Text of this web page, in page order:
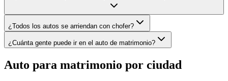
¿Todos los autos se arriendan con chofer?
¿Cuánta gente puede ir en el auto de matrimonio?
Auto para matrimonio por ciudad